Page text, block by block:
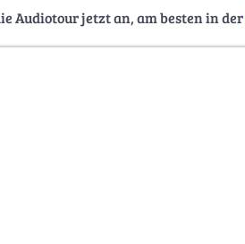
Audiotour jetzt an, am besten in der